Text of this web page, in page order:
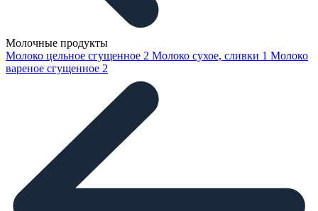
Молочные продукты
Молоко цельное сгущенное 2 Молоко сухое, сливки 1 Молоко
вареное сгущенное 2